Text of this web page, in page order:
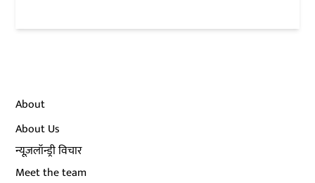
About
About Us
न्यूज़लॉन्ड्री विचार
Meet the team